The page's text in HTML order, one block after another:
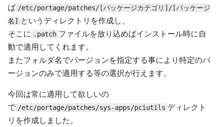
ば /etc/portage/patches/[パッケージカテゴリ]/[パッケージ
名]
というディレクトリを作成し、
そこに .patch ファイルを放り込めばインストール時に自
動で適用してくれます。
またフォルダ名でバージョンを指定する事により特定のバ
ージョンのみで適用する等の選択が行えます。
今回は常に適用して欲しいの
で /etc/portage/patches/sys-apps/pciutils ディレクト
リを作成しました。